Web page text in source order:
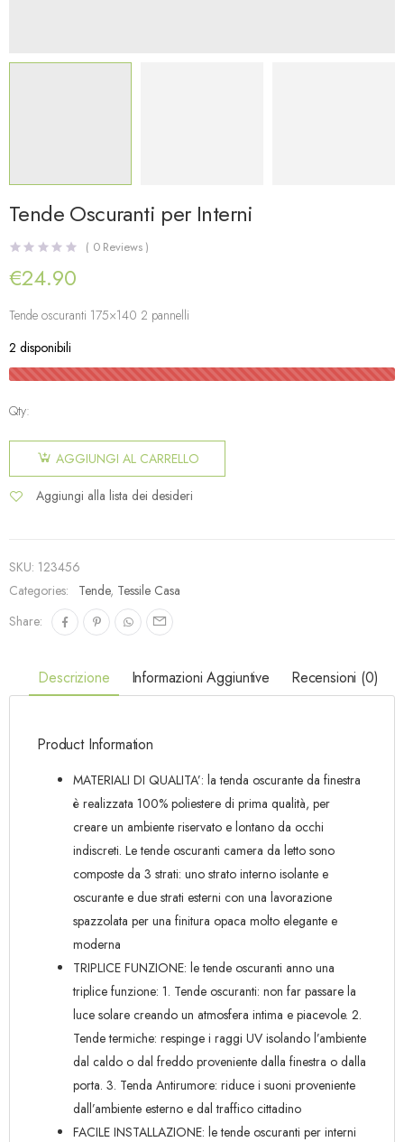
Tende Oscuranti per Interni
( 0Reviews )
€24.90
Tende oscuranti 175×140 2 pannelli
2 disponibili
Qty:
AGGIUNGI AL CARRELLO
Aggiungi alla lista dei desideri
SKU: 123456
Categories:
Tende, Tessile Casa
Share:
Descrizione Informazioni Aggiuntive Recensioni (0)
Product Information
MATERIALI DI QUALITA’: la tenda oscurante da finestra
è realizzata 100% poliestere di prima qualità, per
creare un ambiente riservato e lontano da occhi
indiscreti. Le tende oscuranti camera da letto sono
composte da 3 strati: uno strato interno isolante e
oscurante e due strati esterni con una lavorazione
spazzolata per una finitura opaca molto elegante e
moderna
TRIPLICE FUNZIONE: le tende oscuranti anno una
triplice funzione: 1. Tende oscuranti: non far passare la
luce solare creando un atmosfera intima e piacevole. 2.
Tende termiche: respinge i raggi UV isolando l’ambiente
dal caldo o dal freddo proveniente dalla finestra o dalla
porta. 3. Tenda Antirumore: riduce i suoni proveniente
dall’ambiente esterno e dal traffico cittadino
FACILE INSTALLAZIONE: le tende oscuranti per interni